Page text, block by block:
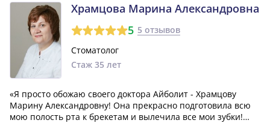
Храмцова Марина Александровна
5 5 отзывов
Стоматолог
Стаж 35 лет
«Я просто обожаю своего доктора Айболит - Храмцову
Марину Александровну! Она прекрасно подготовила всю
мою полость рта к брекетам и вылечила все мои зубки!